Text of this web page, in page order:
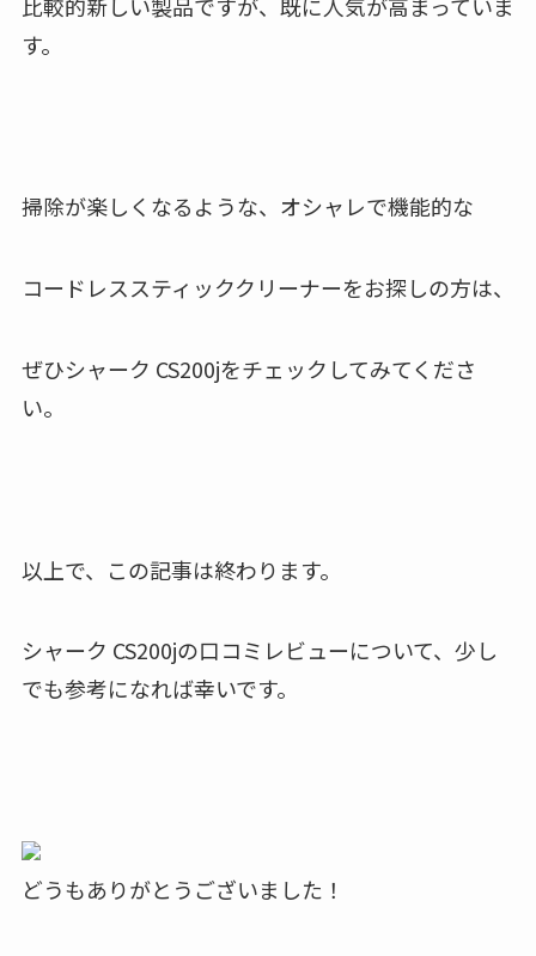
す。
掃除が楽しくなるような、オシャレで機能的な
コードレススティッククリーナーをお探しの方は、
ぜひシャーク CS200jをチェックしてみてくださ
い。
以上で、この記事は終わります。
シャーク CS200jの口コミレビューについて、少し
でも参考になれば幸いです。
どうもありがとうございました！